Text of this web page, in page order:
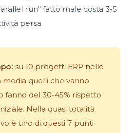
run" fatto male costa 3-5
persa
su 10 progetti ERP nelle
media quelli che vanno
fanno del 30-45% rispetto
Nella quasi totalità
è uno di questi 7 punti